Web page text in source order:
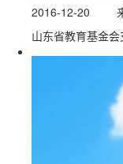
2016-12-20
山东省教育基金